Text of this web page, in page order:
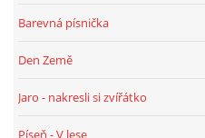
Barevná písnička
Den Země
Jaro - nakresli si zvířátko
Píseň - V lese